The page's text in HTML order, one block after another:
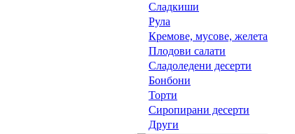
Сладкиши
Рула
Кремове, мусове, желета
Плодови салати
Сладоледени десерти
Бонбони
Торти
Сиропирани десерти
Други